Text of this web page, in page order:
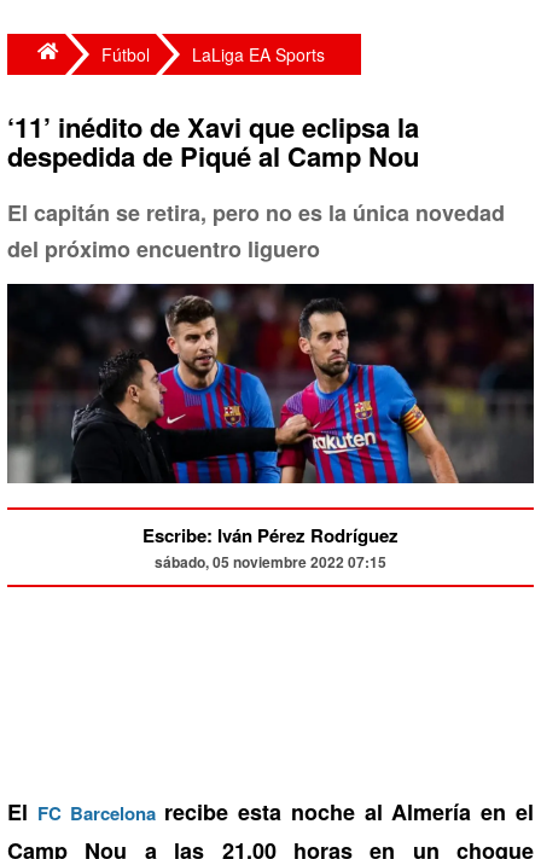
Fútbol LaLiga EA Sports
‘11’ inédito de Xavi que eclipsa la
despedida de Piqué al Camp Nou
El capitán se retira, pero no es la única novedad
del próximo encuentro liguero
Escribe: Iván Pérez Rodríguez
sábado, 05 noviembre 2022 07:15
El FC Barcelonarecibe esta noche al Almería en el
Camp Nou a las 21.00 horas en un choque